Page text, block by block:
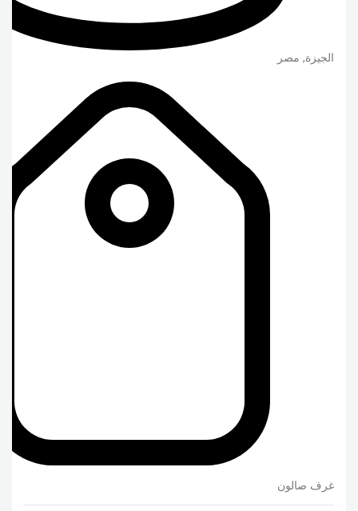
الجيزة, مصر
غرف صالون